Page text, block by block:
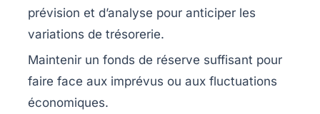
prévision et d’analyse pour anticiper les
variations de trésorerie.
Maintenir un fonds de réserve suffisant pour
faire face aux imprévus ou aux fluctuations
économiques.